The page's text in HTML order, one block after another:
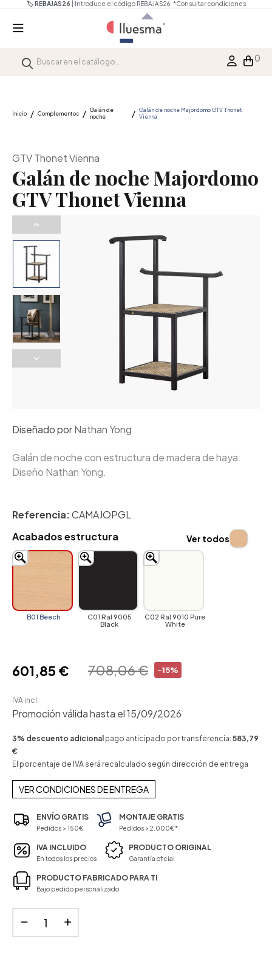
🏷️ REBAJAS26 | Introduce el código REBAJAS26. *Consultar condiciones
0
Inicio Complementos
Galán de
noche
Galán de noche Majordomo GTV Thonet
Vienna
GTV Thonet Vienna
Galán de noche Majordomo
GTV Thonet Vienna
Diseñado porNathan Yong
Galán de noche con estructura de madera de haya.
Diseño Nathan Yong.
Referencia:CAMAJOPGL
Acabados estructura
B01 Beech
C01 Ral 9005
Black
C02 Ral 9010 Pure
White
Ver todos
-15%
708,06 €
601,85 €
IVA incl.
Promoción válida hasta el 15/09/2026
3% descuento adicional pago anticipado por transferencia: 583,79
€
El porcentaje de IVA será recalculado según dirección de entrega
VER CONDICIONES DE ENTREGA
ENVÍO GRATIS
Pedidos > 150€
MONTAJE GRATIS
Pedidos > 2.000€*
IVA INCLUIDO
En todos los precios
PRODUCTO ORIGINAL
Garantía oficial
PRODUCTO FABRICADO PARA TI
Bajo pedido personalizado